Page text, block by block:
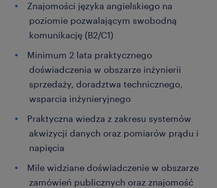
Znajomości języka angielskiego na
poziomie pozwalającym swobodną
komunikację (B2/C1)
Minimum 2 lata praktycznego
doświadczenia w obszarze inżynierii
sprzedaży, doradztwa technicznego,
wsparcia inżynieryjnego
Praktyczna wiedza z zakresu systemów
akwizycji danych oraz pomiarów prądu i
napięcia
Mile widziane doświadczenie w obszarze
zamówień publicznych oraz znajomość